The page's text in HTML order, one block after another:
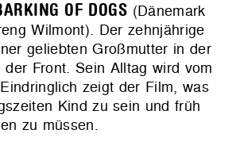
OF DOGS (Dänemark
Wilmont). Der zehnjährige
geliebten Großmutter in der
Front. Sein Alltag wird vom
zeigt der Film, was
Kind zu sein und früh
zu müssen.